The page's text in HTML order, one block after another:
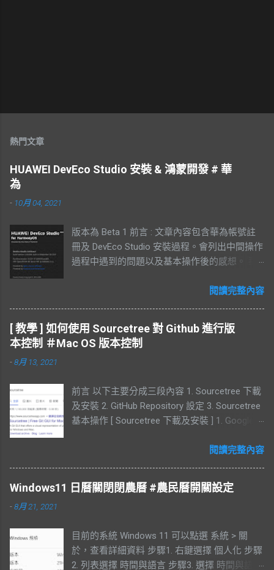
熱門文章
HUAWEI DevEco Studio 安裝 & 鴻蒙開發 # 華
為
- 10月 04, 2021
版本為 Beta 1 前言 : 文章內容包含華為帳號註
冊及 DevEco Studio 安裝過程。會列出中間操作
過程中遇到的問題以及基本操作後的感想。 華
及電子郵件註冊 填寫完基本資列後需要到電子
規定 備註 : 透過電子郵件註冊需要再輸入台灣
手機號碼， 此步驟驗證過後，還需要再輸入一
組中國的號碼。如果沒有中國的號碼此步驟可
沒有相關證件，可以跳過 備註 : 如果想透過
DevEco Studio 使用鴻蒙系統的模擬器，來進行
開發。需要完成此步驟。 由於沒有相關的證件
此處是透過 widows 11 執行，過程中出現許多
錯誤。會列在下方 : 下載 64-bit 同意規定 下載
完成後，解壓縮檔案 點選檔案進行安裝 自定義
安裝路徑 等待安裝 安裝 SDK 會顯示磁碟剩餘空
但已經可以正常執行 DevEco Studio，後續建立
專案時會被重新要求下載 SDK。 失敗訊息
閱讀完整內容
[ 教學 ] 如何使用 Sourcetree 對 Github 進行版
本控制 ＃Mac OS 版本控制
-8月 13, 2021
前言 以下主要分成三段內容 1. Sourcetree 下載
及安裝 2. GitHub Repository 設定 3. Sourcetree
基本操作 [ Sourcetree 下載及安裝 ] 1. Google
同意權限，點選 Download 4. 開啟 Sourcetree
Coutunue 7. Account 註冊部分可以跳過 8.
Sourcetree 安裝完成 9. Sourcetree 版本 [
Description 後點選 Create repository 3. 點選
Settings 可以更改 Repository 4. 移至最下方，
可以刪除 Repository 5. 開啟 Sourcetree 點選
閱讀完整內容
Windows11 日曆關閉閉農曆 #農民曆開關設定
-8月 21, 2021
目前的系統 Windows 11 可以點選 系統 > 關
於，查看詳細資料 步驟1. 右鍵選擇 個人化 步驟
2. 列表選擇 時間與語言 步驟3. 選擇 時間與語言